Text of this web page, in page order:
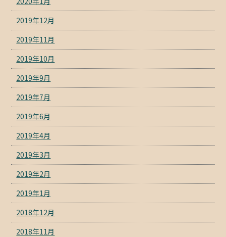
2019年12月
2019年11月
2019年10月
2019年9月
2019年7月
2019年6月
2019年4月
2019年3月
2019年2月
2019年1月
2018年12月
2018年11月